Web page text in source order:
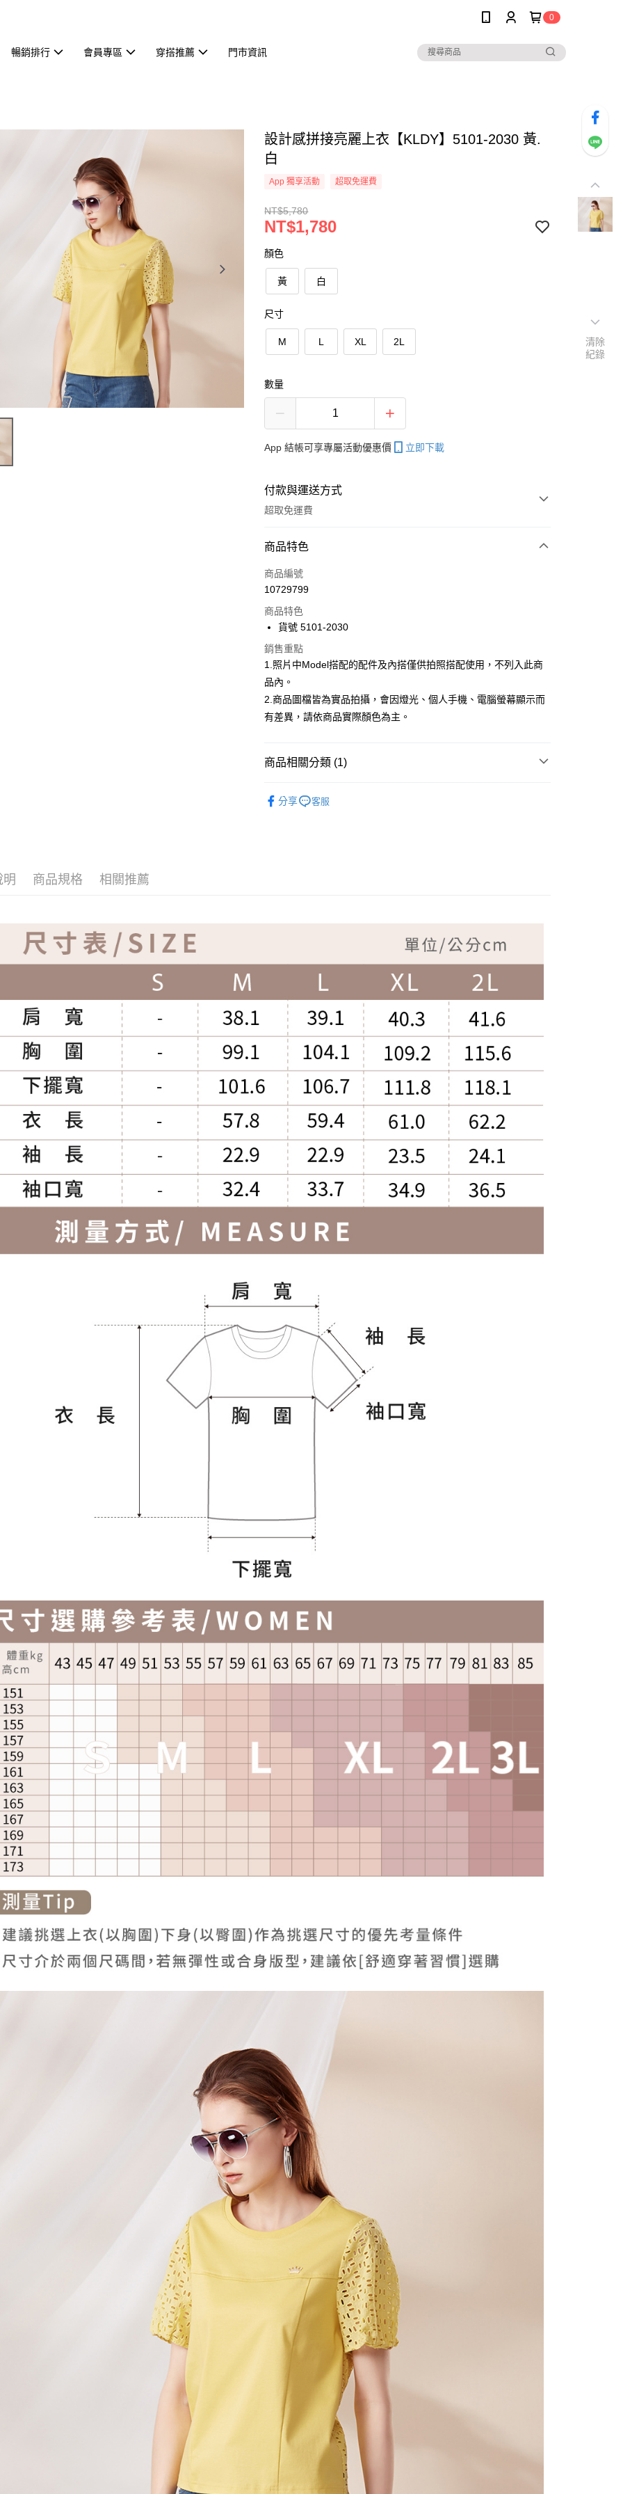
0
暢銷排行 會員專區 穿搭推薦 門市資訊
設計感拼接亮麗上衣【KLDY】5101-2030 黃.
白
App 獨享活動 超取免運費
NT$5,780
NT$1,780
顏色
黃 白
尺寸
M L XL 2L
數量
App 結帳可享專屬活動優惠價 立即下載
付款與運送方式
超取免運費
付款方式
信用卡一次付款
Apple Pay
ATM付款
運送方式
全家取貨付款
付款後全家取貨
7-11取貨付款
商品特色
商品編號
10729799
商品特色
貨號 5101-2030
銷售重點
1.照片中Model搭配的配件及內搭僅供拍照搭配使用，不列入此商
品內。
2.商品圖檔皆為實品拍攝，會因燈光、個人手機、電腦螢幕顯示而
有差異，請依商品實際顏色為主。
商品相關分類 (1)
分享
客服
明 商品規格 相關推薦
清除
紀錄